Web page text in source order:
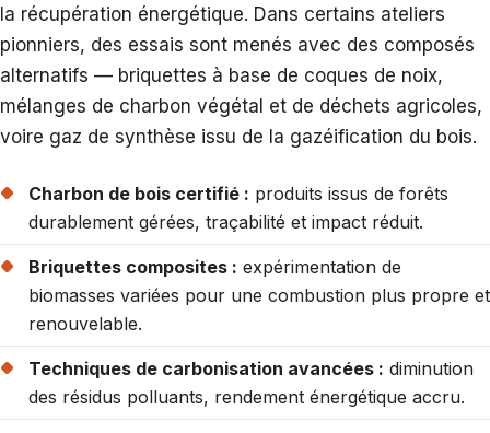
la récupération énergétique. Dans certains ateliers
pionniers, des essais sont menés avec des composés
alternatifs — briquettes à base de coques de noix,
mélanges de charbon végétal et de déchets agricoles,
voire gaz de synthèse issu de la gazéification du bois.
Charbon de bois certifié : produits issus de forêts
durablement gérées, traçabilité et impact réduit.
Briquettes composites : expérimentation de
biomasses variées pour une combustion plus propre et
renouvelable.
Techniques de carbonisation avancées : diminution
des résidus polluants, rendement énergétique accru.